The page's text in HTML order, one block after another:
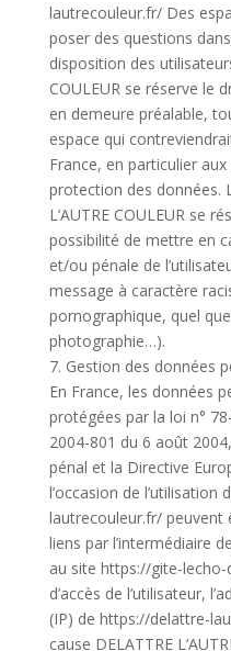
lautrecouleur.fr/ Des
poser des questions
disposition des
COULEUR se réserve le
en demeure préalable,
espace qui
France, en particulier
protection des données.
L’AUTRE COULEUR se
possibilité de mettre en
et/ou pénale de
message à caractère
pornographique, quel
photographie…).
7. Gestion des données
En France, les données
protégées par la loi n°
2004-801 du 6 août
pénal et la Directive
l’occasion de
lautrecouleur.fr/ peuvent
liens par l’intermédiaire
au site https://gite-
d’accès de l’utilisateur,
(IP) de https://delattre-
cause DELATTRE